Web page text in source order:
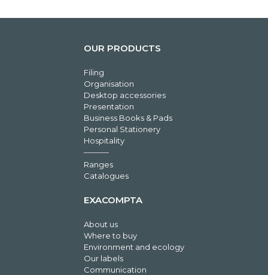
OUR PRODUCTS
Filing
Organisation
Desktop accessories
Presentation
Business Books & Pads
Personal Stationery
Hospitality
Ranges
Catalogues
EXACOMPTA
About us
Where to buy
Environment and ecology
Our labels
Communication